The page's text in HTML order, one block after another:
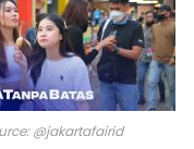
@jakartafairid